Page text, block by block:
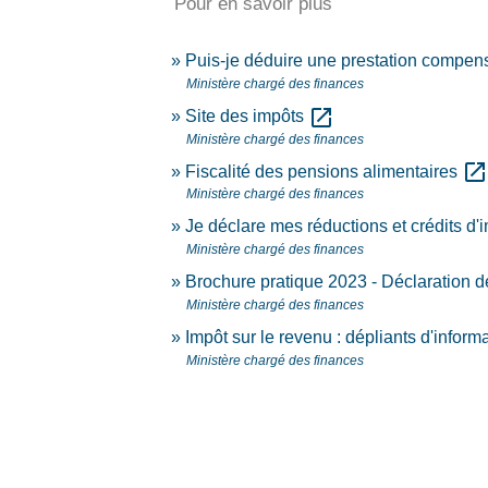
Puis-je déduire une prestation
Ministère chargé des finances
Site des impôts open_in_new
Ministère chargé des finances
Fiscalité des pensions alimentaires open_in_new
Ministère chargé des finances
Je déclare mes réductions et crédits
Ministère chargé des finances
Brochure pratique 2023 - Déclaration
Ministère chargé des finances
Impôt sur le revenu : dépliants
Ministère chargé des finances